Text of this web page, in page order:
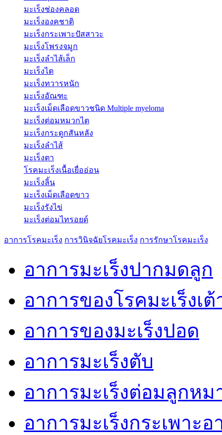
มะเร็งช่องคลอด
มะเร็งองคชาติ
มะเร็งกระเพาะปัสสาวะ
มะเร็งโพรงจมูก
มะเร็งลำไส้เล็ก
มะเร็งไต
มะเร็งทวารหนัก
มะเร็งอัณฑะ
มะเร็งเม็ดเลือดขาวชนิด Multiple myeloma
มะเร็งต่อมหมวกไต
มะเร็งกระดูกสันหลัง
มะเร็งลำไส้
มะเร็งตา
โรคมะเร็งเนื้อเยื่ออ่อน
มะเร็งลิ้น
มะเร็งเม็ดเลือดขาว
มะเร็งรังไข่
มะเร็งต่อมไทรอยด์
อาการโรคมะเร็ง การวินิจฉัยโรคมะเร็ง การรักษาโรคมะเร็ง
อาการมะเร็งปากมดลูก
อาการของโรคมะเร็งเ
อาการของมะเร็งปอด
อาการมะเร็งตับ
อาการมะเร็งต่อมลูกหม
อาการมะเร็งกระเพาะอ